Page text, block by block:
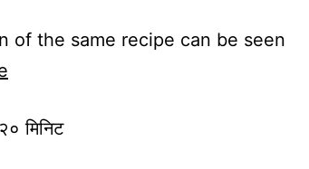
of the same recipe can be seen
मिनिट